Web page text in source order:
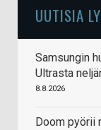
UUTISIA
Samsungin
Ultrasta
8.8.2026
Doom pyörii